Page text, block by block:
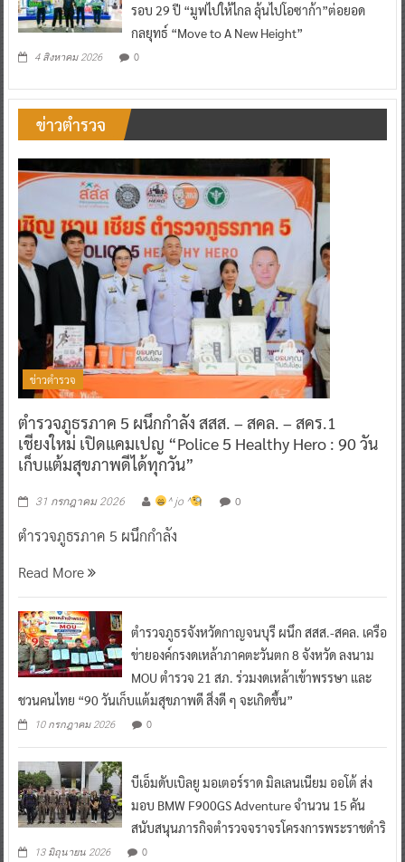
รอบ 29 ปี “มูฟไปให้ไกล ลุ้นไปโอซาก้า”ต่อยอด
กลยุทธ์ “Move to A New Height”
4 สิงหาคม 2026 0
ข่าวตำรวจ
ข่าวตำรวจ
ตำรวจภูธรภาค 5 ผนึกกำลัง สสส. – สคล. – สคร.1
เชียงใหม่ เปิดแคมเปญ “Police 5 Healthy Hero : 90 วัน
เก็บแต้มสุขภาพดีได้ทุกวัน”
31 กรกฎาคม 2026 ^ jo ^ 0
ตำรวจภูธรภาค 5 ผนึกกำลัง
Read More
ตำรวจภูธรจังหวัดกาญจนบุรี ผนึก สสส.-สคล. เครือ
ข่ายองค์กรงดเหล้าภาคตะวันตก 8 จังหวัด ลงนาม
MOU ตำรวจ 21 สภ. ร่วมงดเหล้าเข้าพรรษา และ
ชวนคนไทย “90 วันเก็บแต้มสุขภาพดี สิ่งดี ๆ จะเกิดขึ้น”
10 กรกฎาคม 2026 0
บีเอ็มดับเบิลยู มอเตอร์ราด มิลเลนเนียม ออโต้ ส่ง
มอบ BMW F900GS Adventure จำนวน 15 คัน
สนับสนุนภารกิจตำรวจจราจรโครงการพระราชดำริ
13 มิถุนายน 2026 0